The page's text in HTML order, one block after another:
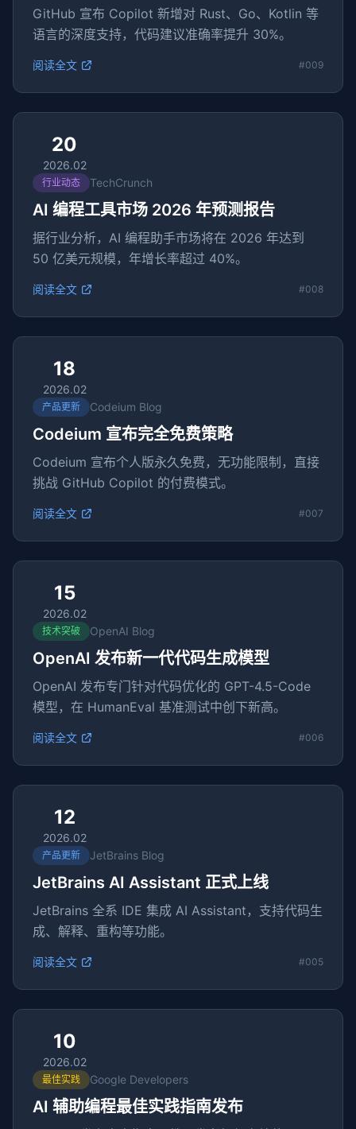
GitHub 宣布 Copilot 新增对 Rust、Go、Kotlin 等
语言的深度支持，代码建议准确率提升 30%。
阅读全文 #009
20
2026.02
行业动态 TechCrunch
AI 编程工具市场 2026 年预测报告
据行业分析，AI 编程助手市场将在 2026 年达到
50 亿美元规模，年增长率超过 40%。
阅读全文 #008
18
2026.02
产品更新 Codeium Blog
Codeium 宣布完全免费策略
Codeium 宣布个人版永久免费，无功能限制，直接
挑战 GitHub Copilot 的付费模式。
阅读全文 #007
15
2026.02
技术突破 OpenAI Blog
OpenAI 发布新一代代码生成模型
OpenAI 发布专门针对代码优化的 GPT-4.5-Code
模型，在 HumanEval 基准测试中创下新高。
阅读全文 #006
12
2026.02
产品更新 JetBrains Blog
JetBrains AI Assistant 正式上线
JetBrains 全系 IDE 集成 AI Assistant，支持代码生
成、解释、重构等功能。
阅读全文 #005
10
2026.02
最佳实践 Google Developers
AI 辅助编程最佳实践指南发布